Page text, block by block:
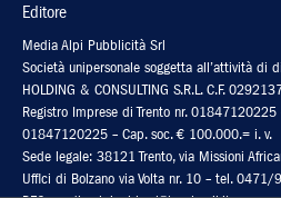
Editore
Media Alpi Pubblicità Srl
Società unipersonale soggetta all’attività di
HOLDING & CONSULTING S.R.L. C.F.
Registro Imprese di Trento nr.
01847120225 – Cap. soc. € 100.000.= i. v.
Sede legale: 38121 Trento, via Missioni
Uffici di Bolzano via Volta nr. 10 – tel. 0471/